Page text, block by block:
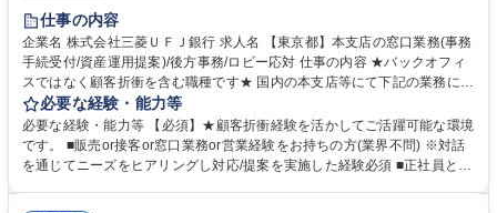
土日祝休み
仕事の内容
企業名 株式会社三菱ＵＦＪ銀行 求人名 【東京都】本支店の窓口業務(事務
手続受付/資産運用提案)/後方事務/ロビー応対 仕事の内容 ★バックオフィ
スではなく顧客折衝を含む職種です★ 国内の本支店等にて下記の業務に従
事していただきます。 ■窓口/後方/ロビーにて事務手続等の受付・オペレ
ーション、お客様対応 ■窓口にて、ご来店された個人のお客様に対して金
融商品のご提案 ■効率的な事務運用の検討・構築等 ≪業務紹介：ご応募前
に必ずご覧ください≫ ※記事 https://www.mysite.bk.mufg.jp/career/circle/
必要な経験・能力等
必要な経験・能力等 【必須】★顧客折衝経験を活かしてご活躍可能な環境
です。 ■販売or接客or窓口業務or営業経験をお持ちの方(業界不問) ※対話
を通じてニーズをヒアリングし対応/提案を実施した経験必須 ■正社員とし